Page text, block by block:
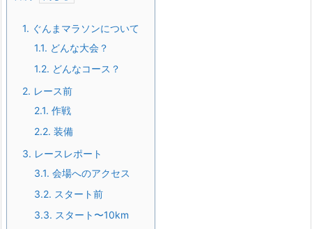
1. ぐんまマラソンについて
1.1. どんな大会？
1.2. どんなコース？
2. レース前
2.1. 作戦
2.2. 装備
3. レースレポート
3.1. 会場へのアクセス
3.2. スタート前
3.3. スタート〜10km